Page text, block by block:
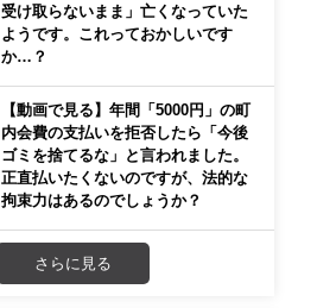
受け取らないまま」亡くなっていた
ようです。これっておかしいです
か…？
【動画で見る】年間「5000円」の町
内会費の支払いを拒否したら「今後
ゴミを捨てるな」と言われました。
正直払いたくないのですが、法的な
拘束力はあるのでしょうか？
さらに見る